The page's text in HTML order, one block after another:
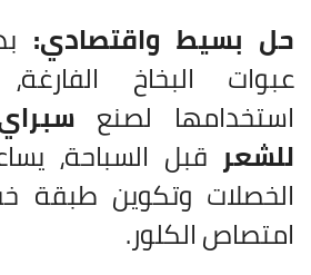
حل بسيط واقتصادي:
عبوات البخاخ
استخدامها لصنع
للشعر قبل السباحة،
الخصلات وتكوين طبقة
امتصاص الكلور.